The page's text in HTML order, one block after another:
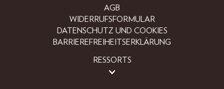
AGB
WIDERRUFSFORMULAR
DATENSCHUTZ UND COOKIES
BARRIEREFREIHEITSERKLÄRUNG
RESSORTS